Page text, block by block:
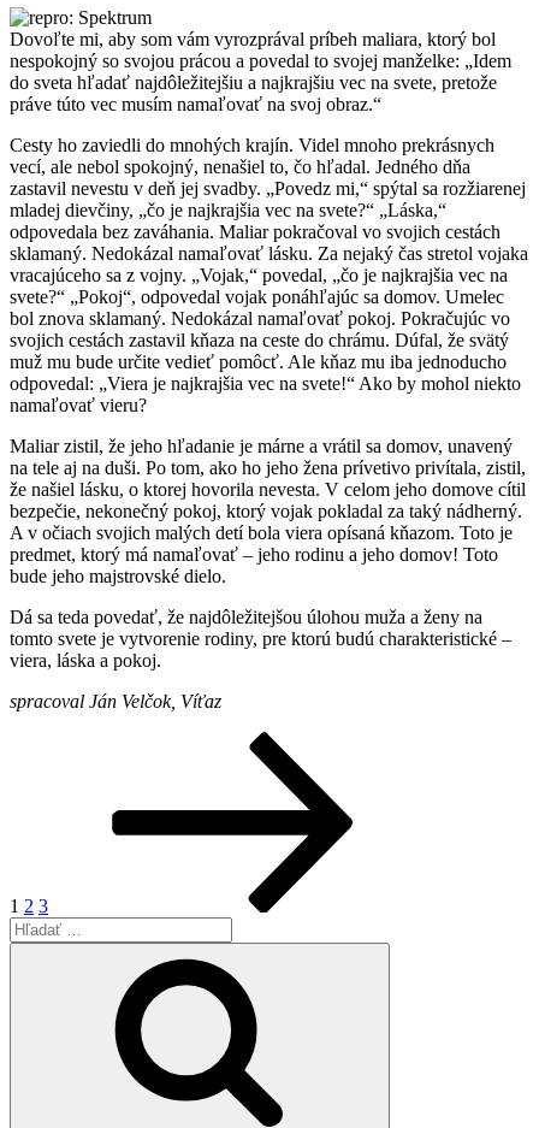
Dovoľte mi, aby som vám vyrozprával príbeh maliara, ktorý bol
nespokojný so svojou prácou a povedal to svojej manželke: „Idem
do sveta hľadať najdôležitejšiu a najkrajšiu vec na svete, pretože
práve túto vec musím namaľovať na svoj obraz.“
Cesty ho zaviedli do mnohých krajín. Videl mnoho prekrásnych
vecí, ale nebol spokojný, nenašiel to, čo hľadal. Jedného dňa
zastavil nevestu v deň jej svadby. „Povedz mi,“ spýtal sa rozžiarenej
mladej dievčiny, „čo je najkrajšia vec na svete?“ „Láska,“
odpovedala bez zaváhania. Maliar pokračoval vo svojich cestách
sklamaný. Nedokázal namaľovať lásku. Za nejaký čas stretol vojaka
vracajúceho sa z vojny. „Vojak,“ povedal, „čo je najkrajšia vec na
svete?“ „Pokoj“, odpovedal vojak ponáhľajúc sa domov. Umelec
bol znova sklamaný. Nedokázal namaľovať pokoj. Pokračujúc vo
svojich cestách zastavil kňaza na ceste do chrámu. Dúfal, že svätý
muž mu bude určite vedieť pomôcť. Ale kňaz mu iba jednoducho
odpovedal: „Viera je najkrajšia vec na svete!“ Ako by mohol niekto
namaľovať vieru?
Maliar zistil, že jeho hľadanie je márne a vrátil sa domov, unavený
na tele aj na duši. Po tom, ako ho jeho žena prívetivo privítala, zistil,
že našiel lásku, o ktorej hovorila nevesta. V celom jeho domove cítil
bezpečie, nekonečný pokoj, ktorý vojak pokladal za taký nádherný.
A v očiach svojich malých detí bola viera opísaná kňazom. Toto je
predmet, ktorý má namaľovať – jeho rodinu a jeho domov! Toto
bude jeho majstrovské dielo.
Dá sa teda povedať, že najdôležitejšou úlohou muža a ženy na
tomto svete je vytvorenie rodiny, pre ktorú budú charakteristické –
viera, láska a pokoj.
spracoval Ján Velčok, Víťaz
1 2 3
Hľadať: